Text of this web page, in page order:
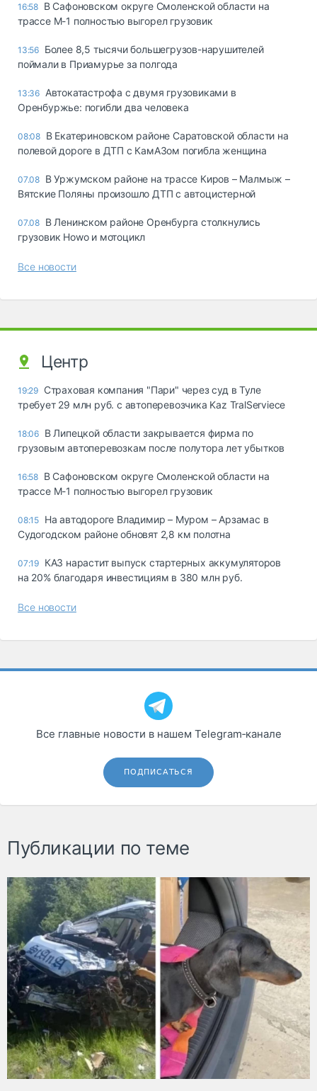
16:58 В Сафоновском округе Смоленской области на
трассе М-1 полностью выгорел грузовик
13:56 Более 8,5 тысячи большегрузов-нарушителей
поймали в Приамурье за полгода
13:36 Автокатастрофа с двумя грузовиками в
Оренбуржье: погибли два человека
08:08 В Екатериновском районе Саратовской области на
полевой дороге в ДТП с КамАЗом погибла женщина
07.08 В Уржумском районе на трассе Киров – Малмыж –
Вятские Поляны произошло ДТП с автоцистерной
07.08 В Ленинском районе Оренбурга столкнулись
грузовик Howo и мотоцикл
Все новости
Центр
19:29 Страховая компания "Пари" через суд в Туле
требует 29 млн руб. с автоперевозчика Kaz TralServiece
18:06 В Липецкой области закрывается фирма по
грузовым автоперевозкам после полутора лет убытков
16:58 В Сафоновском округе Смоленской области на
трассе М-1 полностью выгорел грузовик
08:15 На автодороге Владимир – Муром – Арзамас в
Судогодском районе обновят 2,8 км полотна
07:19 КАЗ нарастит выпуск стартерных аккумуляторов
на 20% благодаря инвестициям в 380 млн руб.
Все новости
Все главные новости в нашем Telegram‑канале
ПОДПИСАТЬСЯ
Публикации по теме